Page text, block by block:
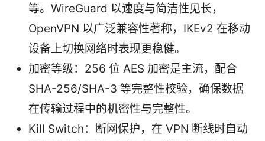
等。WireGuard 以速度与简洁性见长，
OpenVPN 以广泛兼容性著称，IKEv2 在移动
设备上切换网络时表现更稳健。
加密等级：256 位 AES 加密是主流，配合
SHA-256/SHA-3 等完整性校验，确保数据
在传输过程中的机密性与完整性。
Kill Switch：断网保护，在 VPN 断线时自动